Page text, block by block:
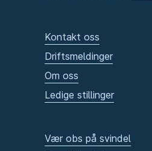
Kontakt oss
Driftsmeldinger
Om oss
Ledige stillinger
Vær obs på svindel